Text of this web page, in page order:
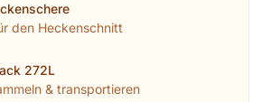
den Heckenschnitt
272L
& transportieren